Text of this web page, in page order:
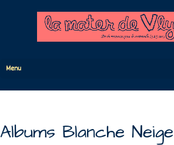
Menu
Albums Blanche Neige